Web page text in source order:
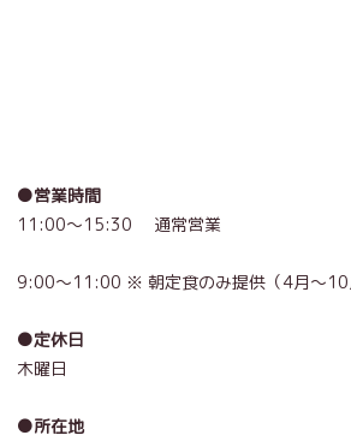
●営業時間
11:00～15:30 通常営業
9:00～11:00 ※ 朝定食のみ提供 （4月～10
●定休日
木曜日
●所在地